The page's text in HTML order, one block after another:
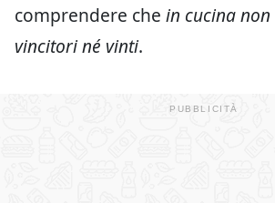
comprendere che in cucina
vincitori né vinti.